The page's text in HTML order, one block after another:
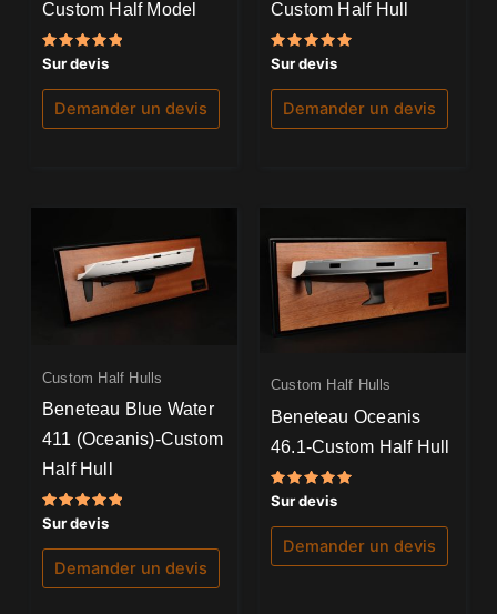
Custom Half Model
Note
5.00
sur 5
Sur devis
Demander un devis
Custom Half Hull
Note
5.00
sur 5
Sur devis
Demander un devis
Custom Half Hulls
Beneteau Blue Water
411 (Oceanis)-Custom
Half Hull
Note
5.00
sur 5
Sur devis
Demander un devis
Custom Half Hulls
Beneteau Oceanis
46.1-Custom Half Hull
Note
5.00
sur 5
Sur devis
Demander un devis